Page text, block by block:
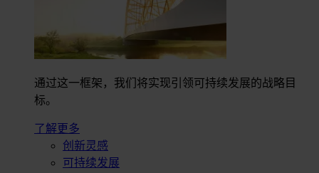
通过这一框架，我们将实现引领可持续发展的战略目
标。
了解更多
创新灵感
可持续发展